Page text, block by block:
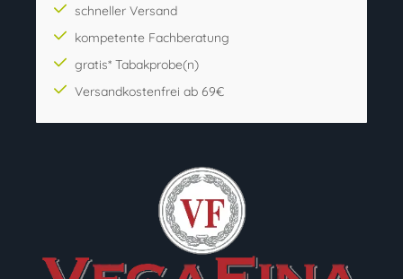
schneller Versand
kompetente Fachberatung
gratis* Tabakprobe(n)
Versandkostenfrei ab 69€